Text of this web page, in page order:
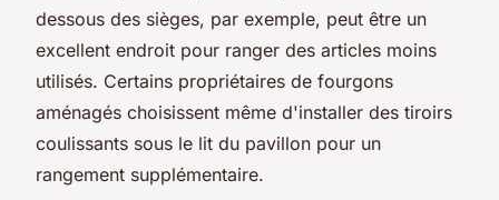
dessous des sièges, par exemple, peut être un
excellent endroit pour ranger des articles moins
utilisés. Certains propriétaires de fourgons
aménagés choisissent même d'installer des tiroirs
coulissants sous le lit du pavillon pour un
rangement supplémentaire.